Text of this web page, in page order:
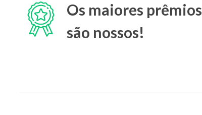
Os maiores prêmios
são nossos!